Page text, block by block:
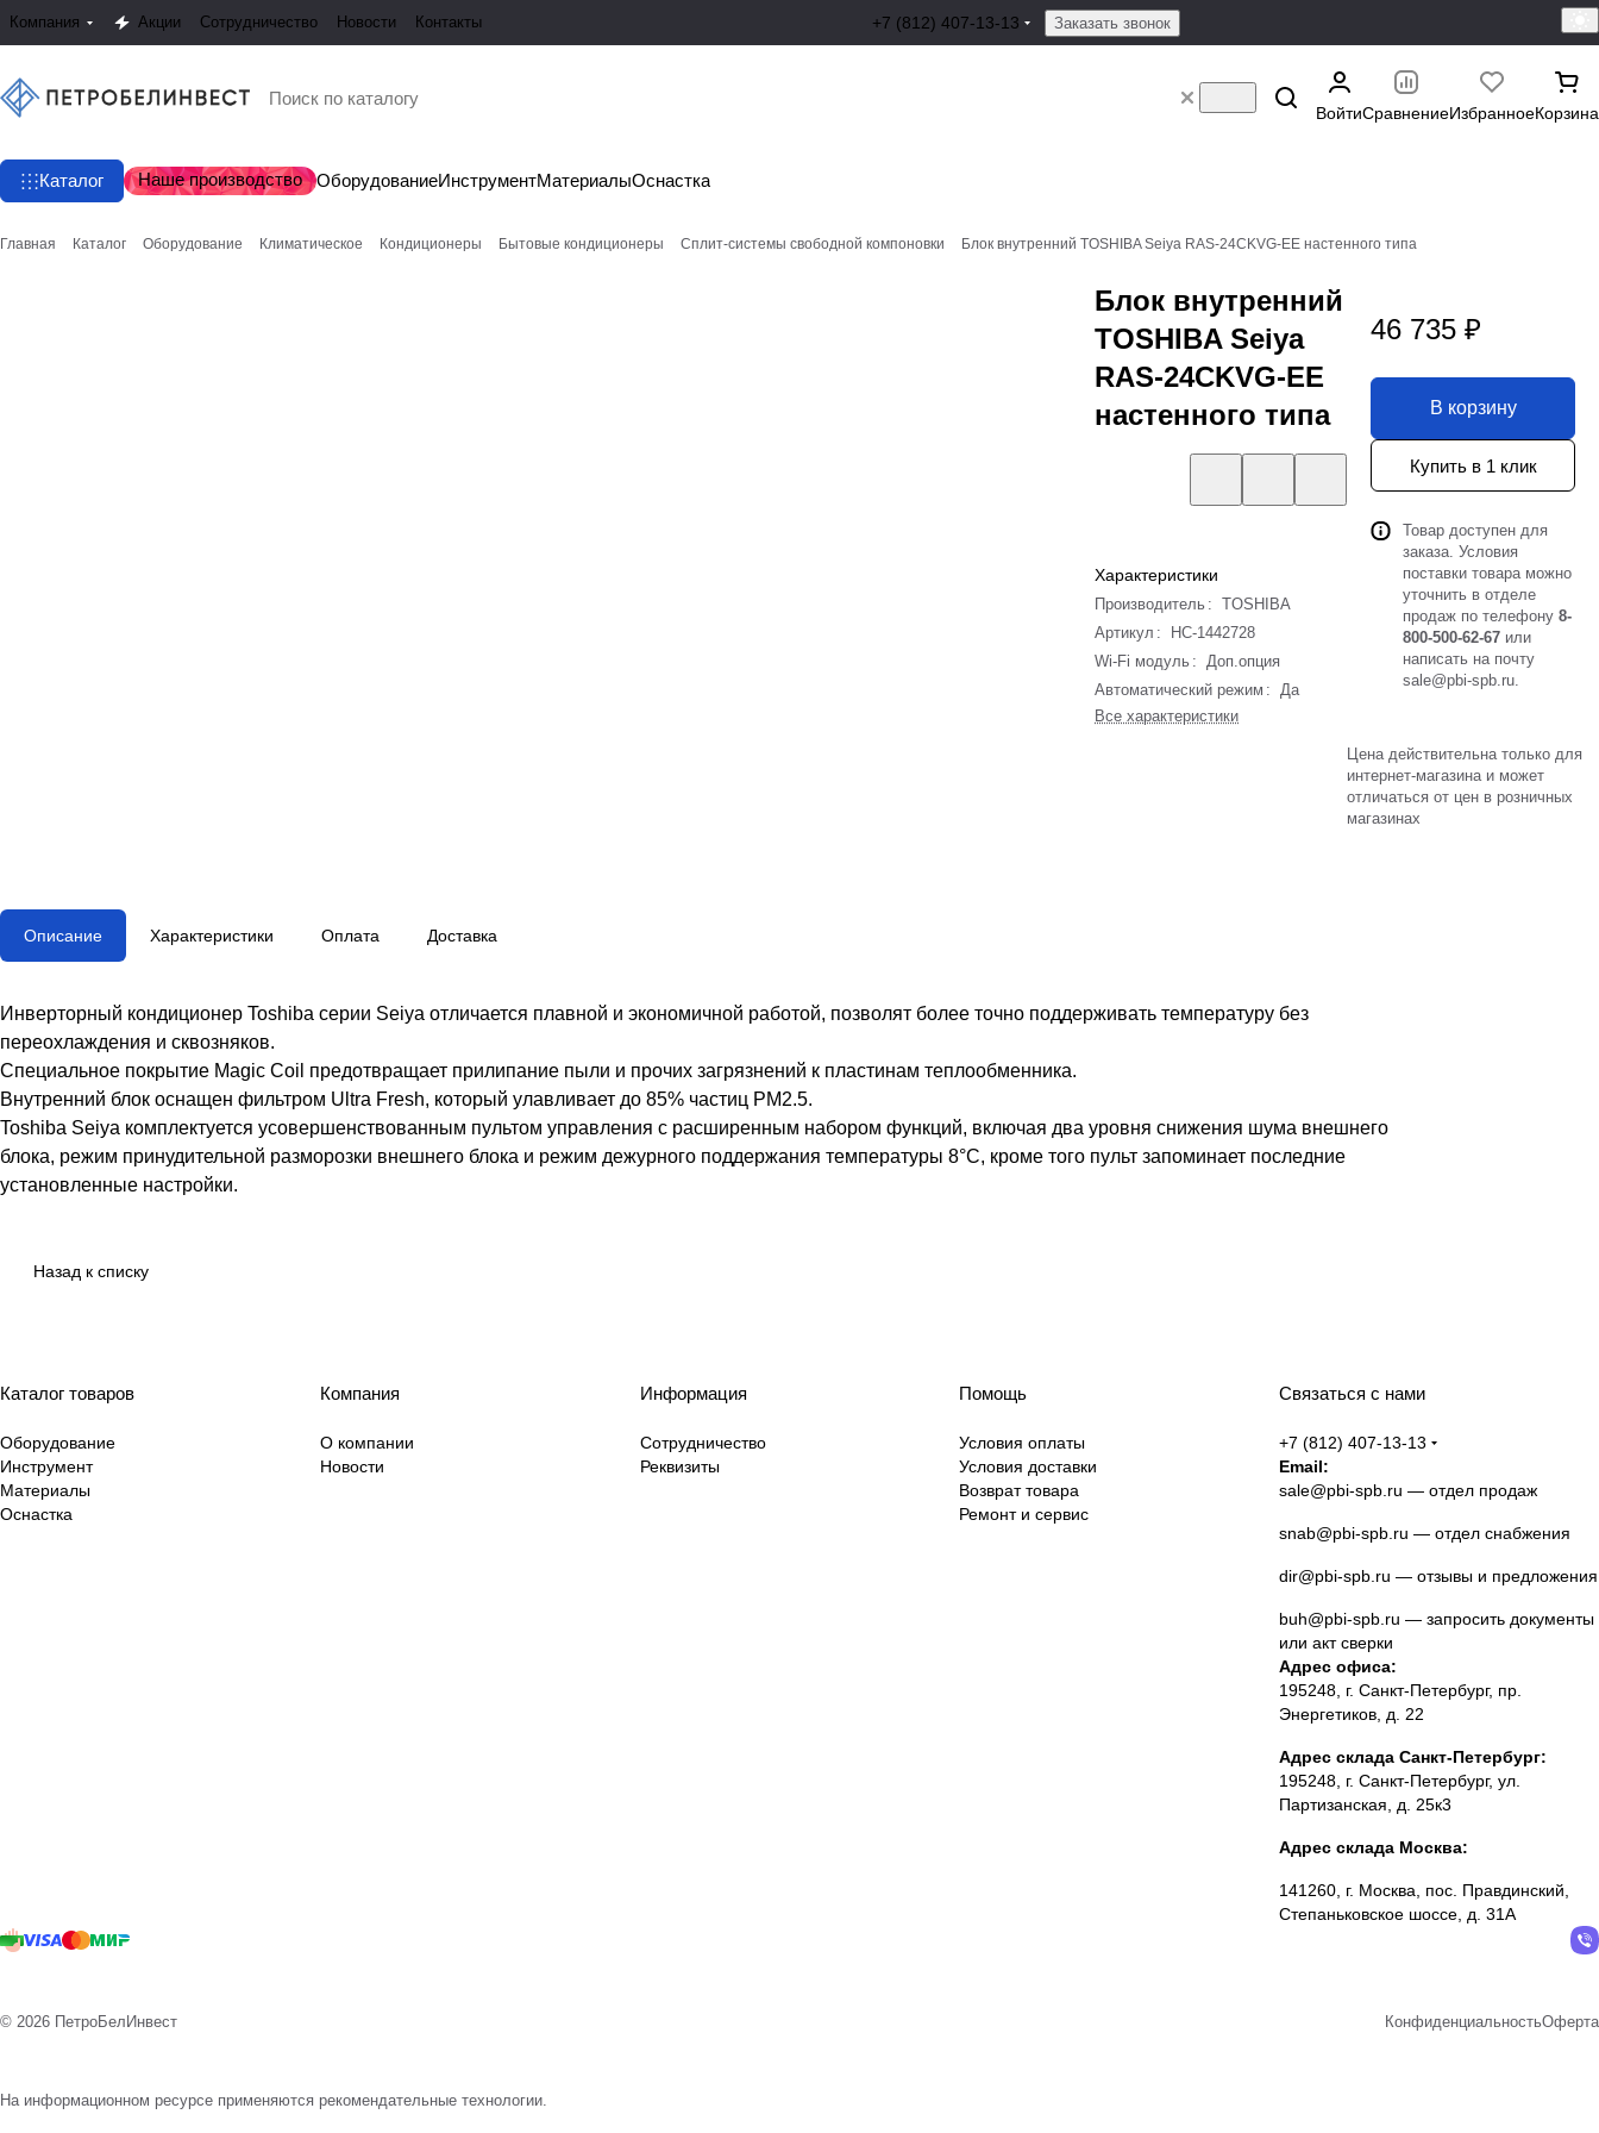
Компания Акции Сотрудничество Новости Контакты +7 (812) 407-13-13 Заказать звонок
ВойтиСравнениеИзбранноеКорзина
Каталог Наше производство ОборудованиеИнструментМатериалыОснастка
Главная Каталог Оборудование Климатическое Кондиционеры Бытовые кондиционеры Сплит-системы свободной компоновки Блок внутренний TOSHIBA Seiya RAS-24CKVG-EE настенного типа
Блок внутренний
TOSHIBA Seiya
RAS-24CKVG-EE
настенного типа
Характеристики
Производитель : TOSHIBA
Артикул :
НС-1442728
Wi-Fi модуль : Доп.опция
Автоматический режим : Да
Все характеристики
46 735 ₽
В корзину
Купить в 1 клик
Товар доступен для
заказа. Условия
поставки товара можно
уточнить в отделе
продаж по телефону 8-
800-500-62-67 или
написать на почту
sale@pbi-spb.ru.
Цена действительна только для
интернет-магазина и может
отличаться от цен в розничных
магазинах
Описание Характеристики Оплата Доставка
Инверторный кондиционер Toshiba серии Seiya отличается плавной и экономичной работой, позволят более точно поддерживать температуру без
переохлаждения и сквозняков.
Специальное покрытие Magic Coil предотвращает прилипание пыли и прочих загрязнений к пластинам теплообменника.
Внутренний блок оснащен фильтром Ultra Fresh, который улавливает до 85% частиц РМ2.5.
Toshiba Seiya комплектуется усовершенствованным пультом управления с расширенным набором функций, включая два уровня снижения шума внешнего
блока, режим принудительной разморозки внешнего блока и режим дежурного поддержания температуры 8°С, кроме того пульт запоминает последние
установленные настройки.
Назад к списку
Каталог товаров
Оборудование
Инструмент
Материалы
Оснастка
Компания
О компании
Новости
Информация
Сотрудничество
Реквизиты
Помощь
Условия оплаты
Условия доставки
Возврат товара
Ремонт и сервис
Связаться с нами
+7 (812) 407-13-13
Email:
sale@pbi-spb.ru — отдел продаж
snab@pbi-spb.ru — отдел снабжения
dir@pbi-spb.ru — отзывы и предложения
buh@pbi-spb.ru — запросить документы
или акт сверки
Адрес офиса:
195248, г. Санкт-Петербург, пр.
Энергетиков, д. 22
Адрес склада Санкт-Петербург:
195248, г. Санкт-Петербург, ул.
Партизанская, д. 25к3
Адрес склада Москва:
141260, г. Москва, пос. Правдинский,
Степаньковское шоссе, д. 31А
© 2026 ПетроБелИнвест КонфиденциальностьОферта
На информационном ресурсе применяются рекомендательные технологии.